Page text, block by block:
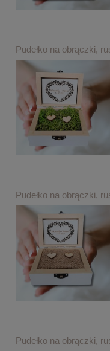
Pudełko na obrączki,
Pudełko na obrączki,
Pudełko na obrączki,